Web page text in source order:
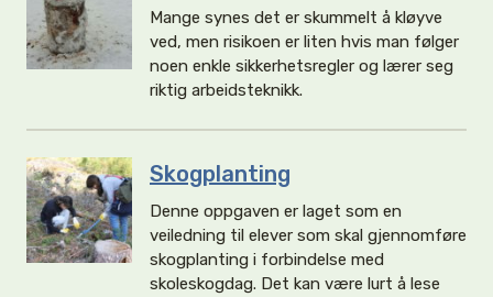
Mange synes det er skummelt å kløyve
ved, men risikoen er liten hvis man følger
noen enkle sikkerhetsregler og lærer seg
riktig arbeidsteknikk.
Skogplanting
Denne oppgaven er laget som en
veiledning til elever som skal gjennomføre
skogplanting i forbindelse med
skoleskogdag. Det kan være lurt å lese